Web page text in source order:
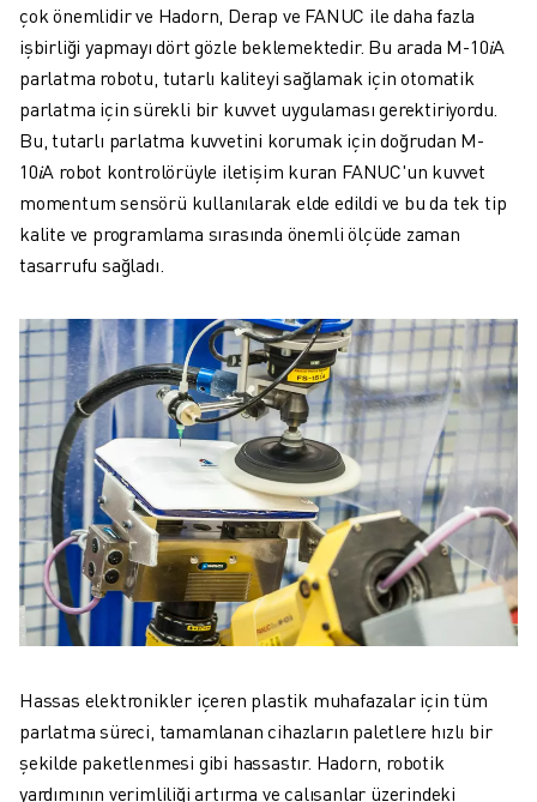
çok önemlidir ve Hadorn, Derap ve FANUC ile daha fazla
işbirliği yapmayı dört gözle beklemektedir. Bu arada M-10𝑖A
parlatma robotu, tutarlı kaliteyi sağlamak için otomatik
parlatma için sürekli bir kuvvet uygulaması gerektiriyordu.
Bu, tutarlı parlatma kuvvetini korumak için doğrudan M-
10𝑖A robot kontrolörüyle iletişim kuran FANUC'un kuvvet
momentum sensörü kullanılarak elde edildi ve bu da tek tip
kalite ve programlama sırasında önemli ölçüde zaman
tasarrufu sağladı.
Hassas elektronikler içeren plastik muhafazalar için tüm
parlatma süreci, tamamlanan cihazların paletlere hızlı bir
şekilde paketlenmesi gibi hassastır. Hadorn, robotik
yardımının verimliliği artırma ve çalışanlar üzerindeki